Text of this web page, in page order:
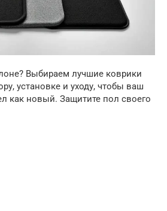
Выбираем лучшие коврики
установке и уходу, чтобы ваш
как новый. Защитите пол своего